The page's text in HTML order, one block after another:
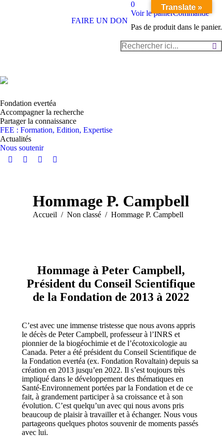
FAIRE UN DON
0
Voir le panierCommande
Pas de produit dans le panier.
Recherche
:
Fondation evertéa
Accompagner la recherche
Partager la connaissance
FEE : Formation, Edition, Expertise
Actualités
Nous soutenir
Instagram
window
YouTube
new
window
LinkedIn
in
new
window
Facebook
in
new
window
Hommage P. Campbell
Vous êtes ici :
Accueil Non classé Hommage P. Campbell
Hommage à Peter Campbell,
Président du Conseil Scientifique
de la Fondation de 2013 à 2022
C’est avec une immense tristesse que nous avons appris
le décès de Peter Campbell, professeur à l’INRS et
pionnier de la biogéochimie et de l’écotoxicologie au
Canada. Peter a été président du Conseil Scientifique de
la Fondation evertéa (ex. Fondation Rovaltain) depuis sa
création en 2013 jusqu’en 2022. Il s’est toujours très
impliqué dans le développement des thématiques en
Santé-Environnement portées par la Fondation et de ce
fait, à grandement participer à sa croissance et à son
évolution. C’est quelqu’un avec qui nous avons pris
beaucoup de plaisir à travailler et à échanger. Nous vous
partageons quelques photos souvenir de moments passés
avec lui.
Translate »